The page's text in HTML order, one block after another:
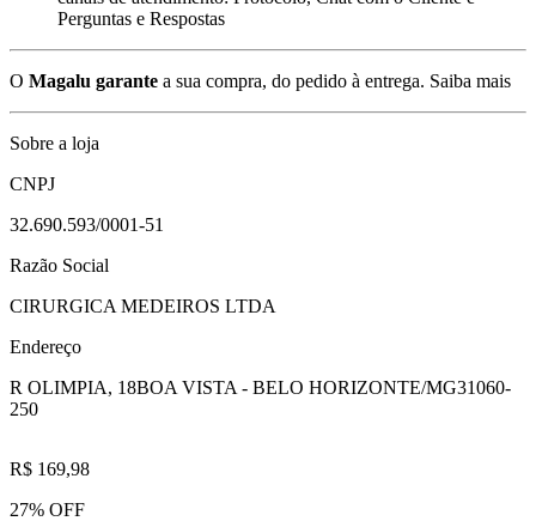
Perguntas e Respostas
O Magalu garante a sua compra, do pedido à entrega. Saiba mais
Sobre a loja
CNPJ
32.690.593/0001-51
Razão Social
CIRURGICA MEDEIROS LTDA
Endereço
R OLIMPIA, 18BOA VISTA - BELO HORIZONTE/MG31060-
250
R$ 169,98
27% OFF